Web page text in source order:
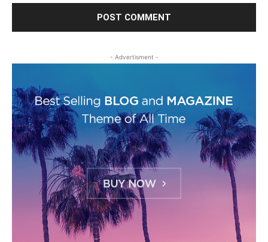
- Advertisment -